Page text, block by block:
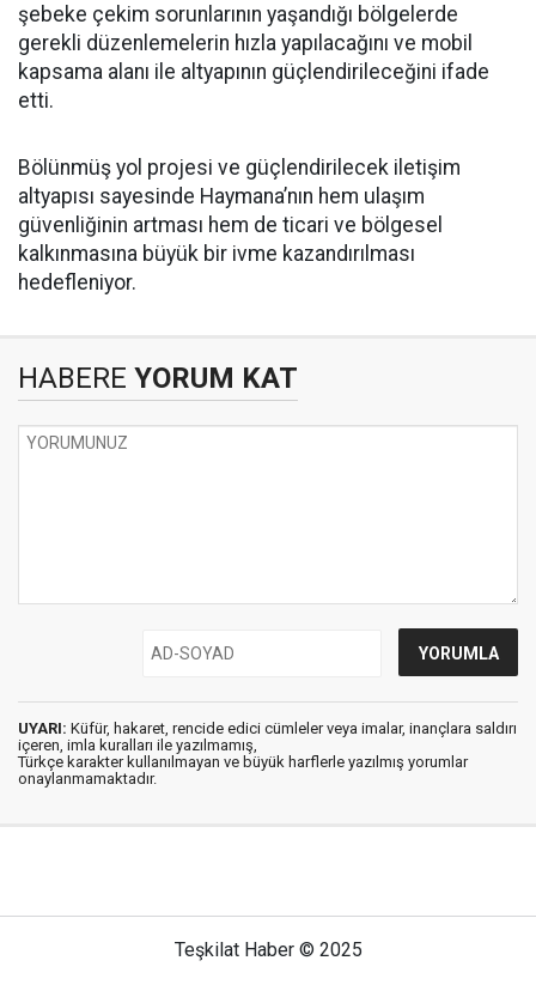
şebeke çekim sorunlarının yaşandığı bölgelerde
gerekli düzenlemelerin hızla yapılacağını ve mobil
kapsama alanı ile altyapının güçlendirileceğini ifade
etti.
Bölünmüş yol projesi ve güçlendirilecek iletişim
altyapısı sayesinde Haymana’nın hem ulaşım
güvenliğinin artması hem de ticari ve bölgesel
kalkınmasına büyük bir ivme kazandırılması
hedefleniyor.
HABERE YORUM KAT
UYARI: Küfür, hakaret, rencide edici cümleler veya imalar, inançlara saldırı
içeren, imla kuralları ile yazılmamış,
Türkçe karakter kullanılmayan ve büyük harflerle yazılmış yorumlar
onaylanmamaktadır.
Teşkilat Haber © 2025